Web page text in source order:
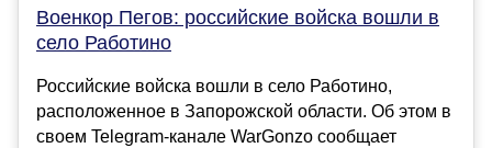
Военкор Пегов: российские войска вошли в
село Работино
Российские войска вошли в село Работино,
расположенное в Запорожской области. Об этом в
своем Telegram-канале WarGonzo сообщает